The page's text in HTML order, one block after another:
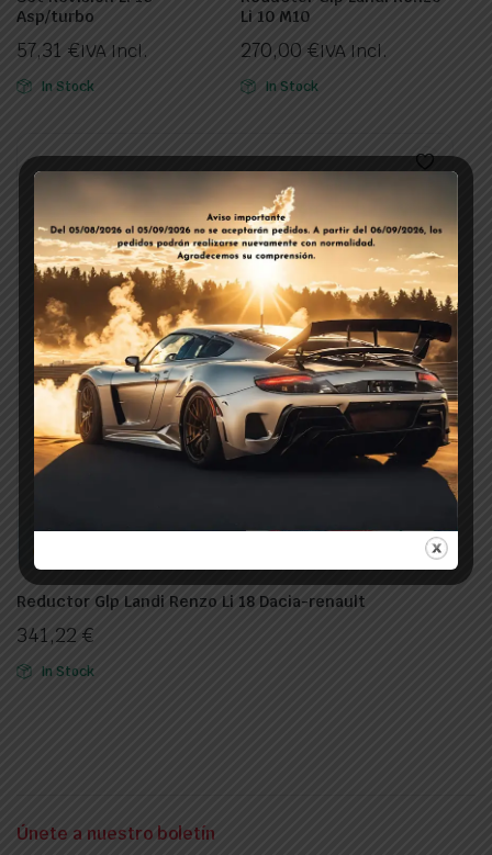
Asp/turbo
57,31 €IVA Incl.
In Stock
Li 10 M10
270,00 €IVA Incl.
In Stock
Reductor Glp Landi Renzo Li 18 Dacia-renault
341,22 €
In Stock
Únete a nuestro boletín